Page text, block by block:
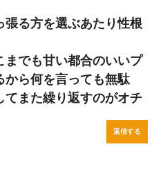
る方を選ぶあたり性根
までも甘い都合のいいプ
から何を言っても無駄
てまた繰り返すのがオチ
返信する